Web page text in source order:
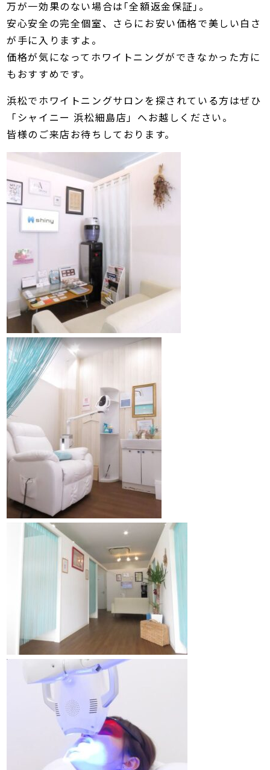
万が一効果のない場合は｢全額返金保証｣。
安心安全の完全個室、さらにお安い価格で美しい白さ
が手に入りますよ。
価格が気になってホワイトニングができなかった方に
もおすすめです。
浜松でホワイトニングサロンを探されている方はぜひ
「シャイニー 浜松細島店」へお越しください。
皆様のご来店お待ちしております。